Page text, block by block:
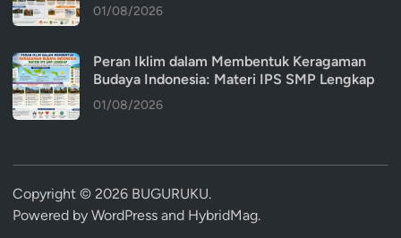
01/08/2026
Peran Iklim dalam Membentuk Keragaman
Budaya Indonesia: Materi IPS SMP Lengkap
01/08/2026
Copyright © 2026 BUGURUKU.
Powered by WordPress and HybridMag.